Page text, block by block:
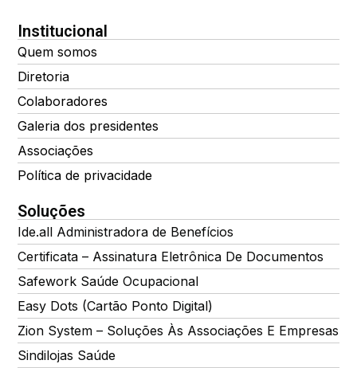
Institucional
Quem somos
Diretoria
Colaboradores
Galeria dos presidentes
Associações
Política de privacidade
Soluções
Ide.all Administradora de Benefícios
Certificata – Assinatura Eletrônica De Documentos
Safework Saúde Ocupacional
Easy Dots (Cartão Ponto Digital)
Zion System – Soluções Às Associações E Empresas
Sindilojas Saúde